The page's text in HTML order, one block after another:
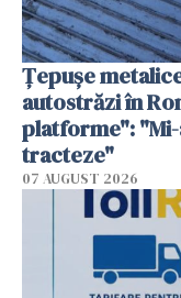
Țepușe
autostrăzi în
platforme": "Mi-
tracteze"
07 AUGUST 2026